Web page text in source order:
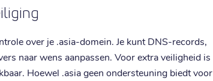
over je .asia-domein. Je kunt DNS-records,
naar wens aanpassen. Voor extra veiligheid is
Hoewel .asia geen ondersteuning biedt voor